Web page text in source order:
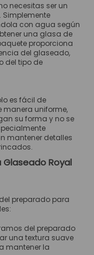
necesitas ser un
con agua según
una glasa de
proporciona
del glaseado,
del tipo de
es fácil de
manera uniforme,
su forma y no se
mantener detalles
Royal
preparado para
del preparado
una textura suave
mantener la